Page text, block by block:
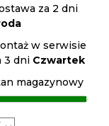
za 2 dni
w serwisie
3 dni Czwartek
magazynowy